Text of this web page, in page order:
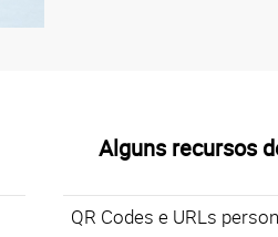
Alguns recursos
QR Codes e URLs